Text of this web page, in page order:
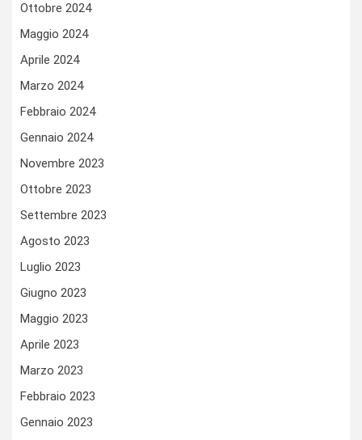
Ottobre 2024
Maggio 2024
Aprile 2024
Marzo 2024
Febbraio 2024
Gennaio 2024
Novembre 2023
Ottobre 2023
Settembre 2023
Agosto 2023
Luglio 2023
Giugno 2023
Maggio 2023
Aprile 2023
Marzo 2023
Febbraio 2023
Gennaio 2023